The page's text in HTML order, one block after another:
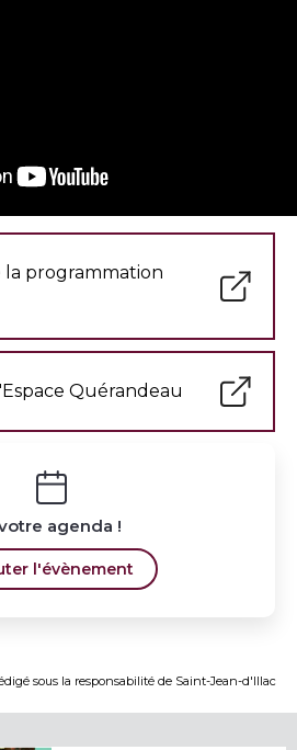
programmation
Quérandeau
agenda !
l'évènement
sous la responsabilité de Saint-Jean-d'Illac